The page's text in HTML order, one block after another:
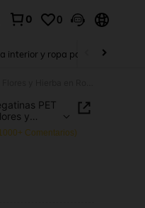
0 0
interior y ropa para dormir
PET
y
Estética
Comentarios)